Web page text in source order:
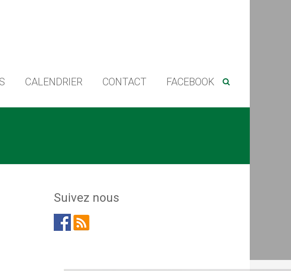
CALENDRIER CONTACT FACEBOOK
Suivez nous